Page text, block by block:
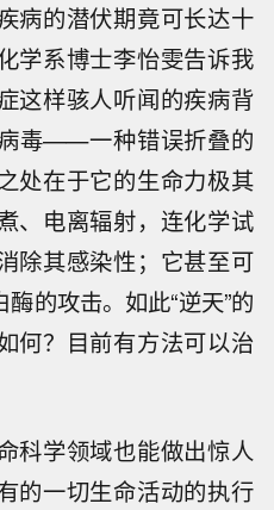
病的潜伏期竟可长达十
学系博士李怡雯告诉我
这样骇人听闻的疾病背
毒——一种错误折叠的
处在于它的生命力极其
、电离辐射，连化学试
除其感染性；它甚至可
的攻击。如此“逆天”的
何？目前有方法可以治
科学领域也能做出惊人
的一切生命活动的执行